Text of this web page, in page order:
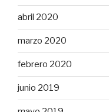
abril 2020
marzo 2020
febrero 2020
junio 2019